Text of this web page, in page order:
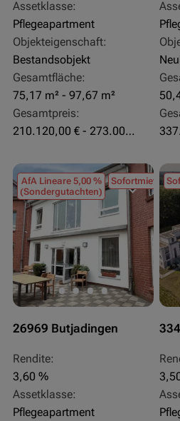
Assetklasse:
Pflegeapartment
Objekteigenschaft:
Bestandsobjekt
Gesamtfläche:
75,17 m² - 97,67 m²
Gesamtpreis:
210.120,00 € - 273.003,24 €
AfA Lineare 5,00 %
(Sondergutachten)
Sofortmiete
26969 Butjadingen
Rendite:
3,60 %
Assetklasse:
Pflegeapartment